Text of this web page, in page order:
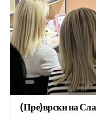
(Пре)врски на